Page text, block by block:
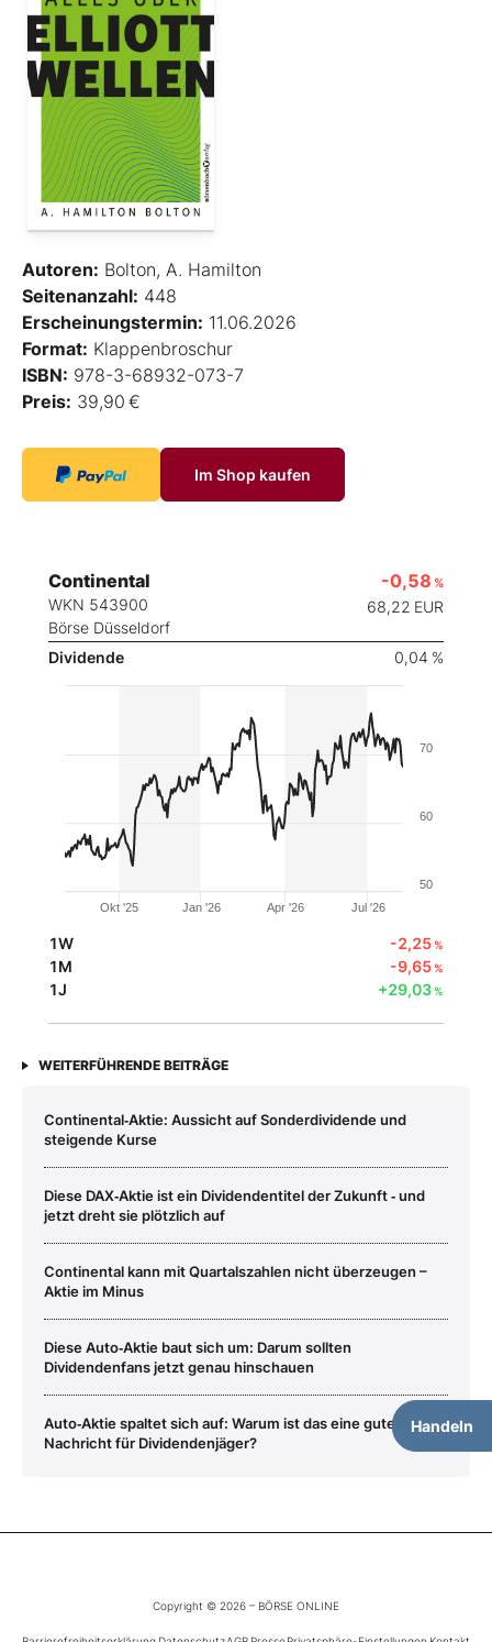
Autoren: Bolton, A. Hamilton
Seitenanzahl: 448
Erscheinungstermin: 11.06.2026
Format: Klappenbroschur
ISBN: 978-3-68932-073-7
Preis: 39,90 €
Im Shop kaufen
Continental
WKN 543900
Börse Düsseldorf
-0,58 %
68,22 EUR
Dividende 0,04 %
Handeln
Okt '25 Jan '26 Apr '26 Jul '26
50
60
70
1W -2,25%
1M -9,65%
1J +29,03%
WEITERFÜHRENDE BEITRÄGE
Continental‑Aktie: Aussicht auf Sonderdividende und
steigende Kurse
Diese DAX‑Aktie ist ein Dividendentitel der Zukunft ‑ und
jetzt dreht sie plötzlich auf
Continental kann mit Quartalszahlen nicht überzeugen –
Aktie im Minus
Diese Auto‑Aktie baut sich um: Darum sollten
Dividendenfans jetzt genau hinschauen
Auto‑Aktie spaltet sich auf: Warum ist das eine gute
Nachricht für Dividendenjäger?
Copyright © 2026 – BÖRSE ONLINE